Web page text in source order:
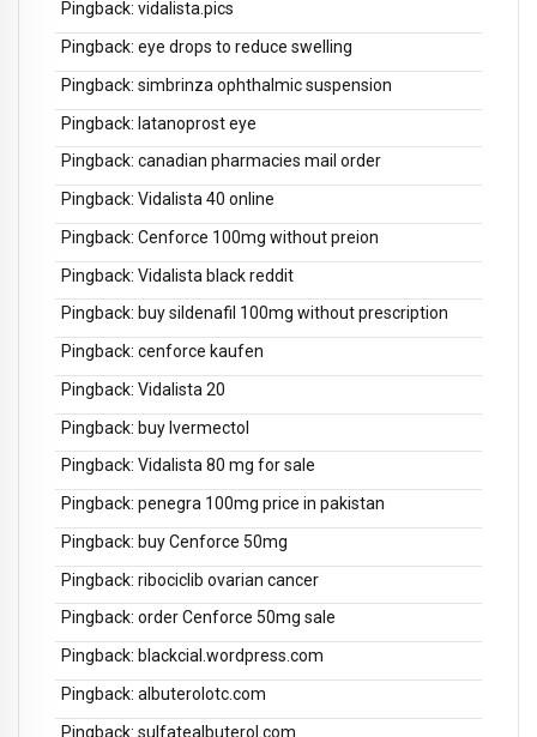
Pingback: vidalista.pics
Pingback: eye drops to reduce swelling
Pingback: simbrinza ophthalmic suspension
Pingback: latanoprost eye
Pingback: canadian pharmacies mail order
Pingback: Vidalista 40 online
Pingback: Cenforce 100mg without preion
Pingback: Vidalista black reddit
Pingback: buy sildenafil 100mg without prescription
Pingback: cenforce kaufen
Pingback: Vidalista 20
Pingback: buy Ivermectol
Pingback: Vidalista 80 mg for sale
Pingback: penegra 100mg price in pakistan
Pingback: buy Cenforce 50mg
Pingback: ribociclib ovarian cancer
Pingback: order Cenforce 50mg sale
Pingback: blackcial.wordpress.com
Pingback: albuterolotc.com
Pingback: sulfatealbuterol.com